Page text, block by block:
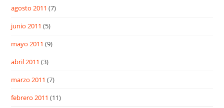
agosto 2011 (7)
junio 2011 (5)
mayo 2011 (9)
abril 2011 (3)
marzo 2011 (7)
febrero 2011 (11)